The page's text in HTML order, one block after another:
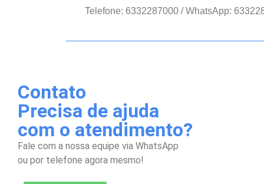
Telefone: 6332287000 / WhatsApp:
Contato
Precisa de ajuda
com o atendimento?
Fale com a nossa equipe via WhatsApp
ou por telefone agora mesmo!